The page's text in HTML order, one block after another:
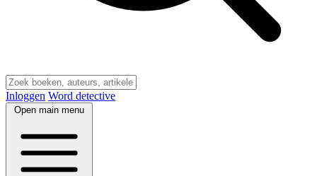
Inloggen Word detective
Open main menu